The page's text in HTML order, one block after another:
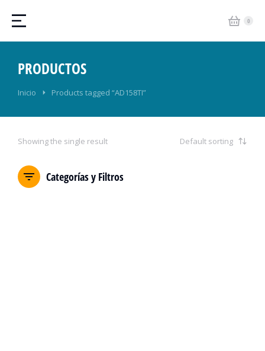
PRODUCTOS
Estás aquí:
Inicio Products tagged “AD158TI”
Showing the single result
Categorías y Filtros